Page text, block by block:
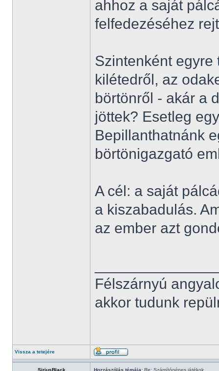
ahhoz a saját
felfedezéséhez
Szintenként egyre
kilétedről, az
börtönről - akár a
jöttek? Esetleg
Bepillanthatnánk
börtönigazgató
A cél: a saját
a kiszabadulás.
az ember azt
Félszárnyú
akkor tudunk
Vissza a tetejére
SiriusBlack Hozzászólás témája: Re: Számítógépes játékok